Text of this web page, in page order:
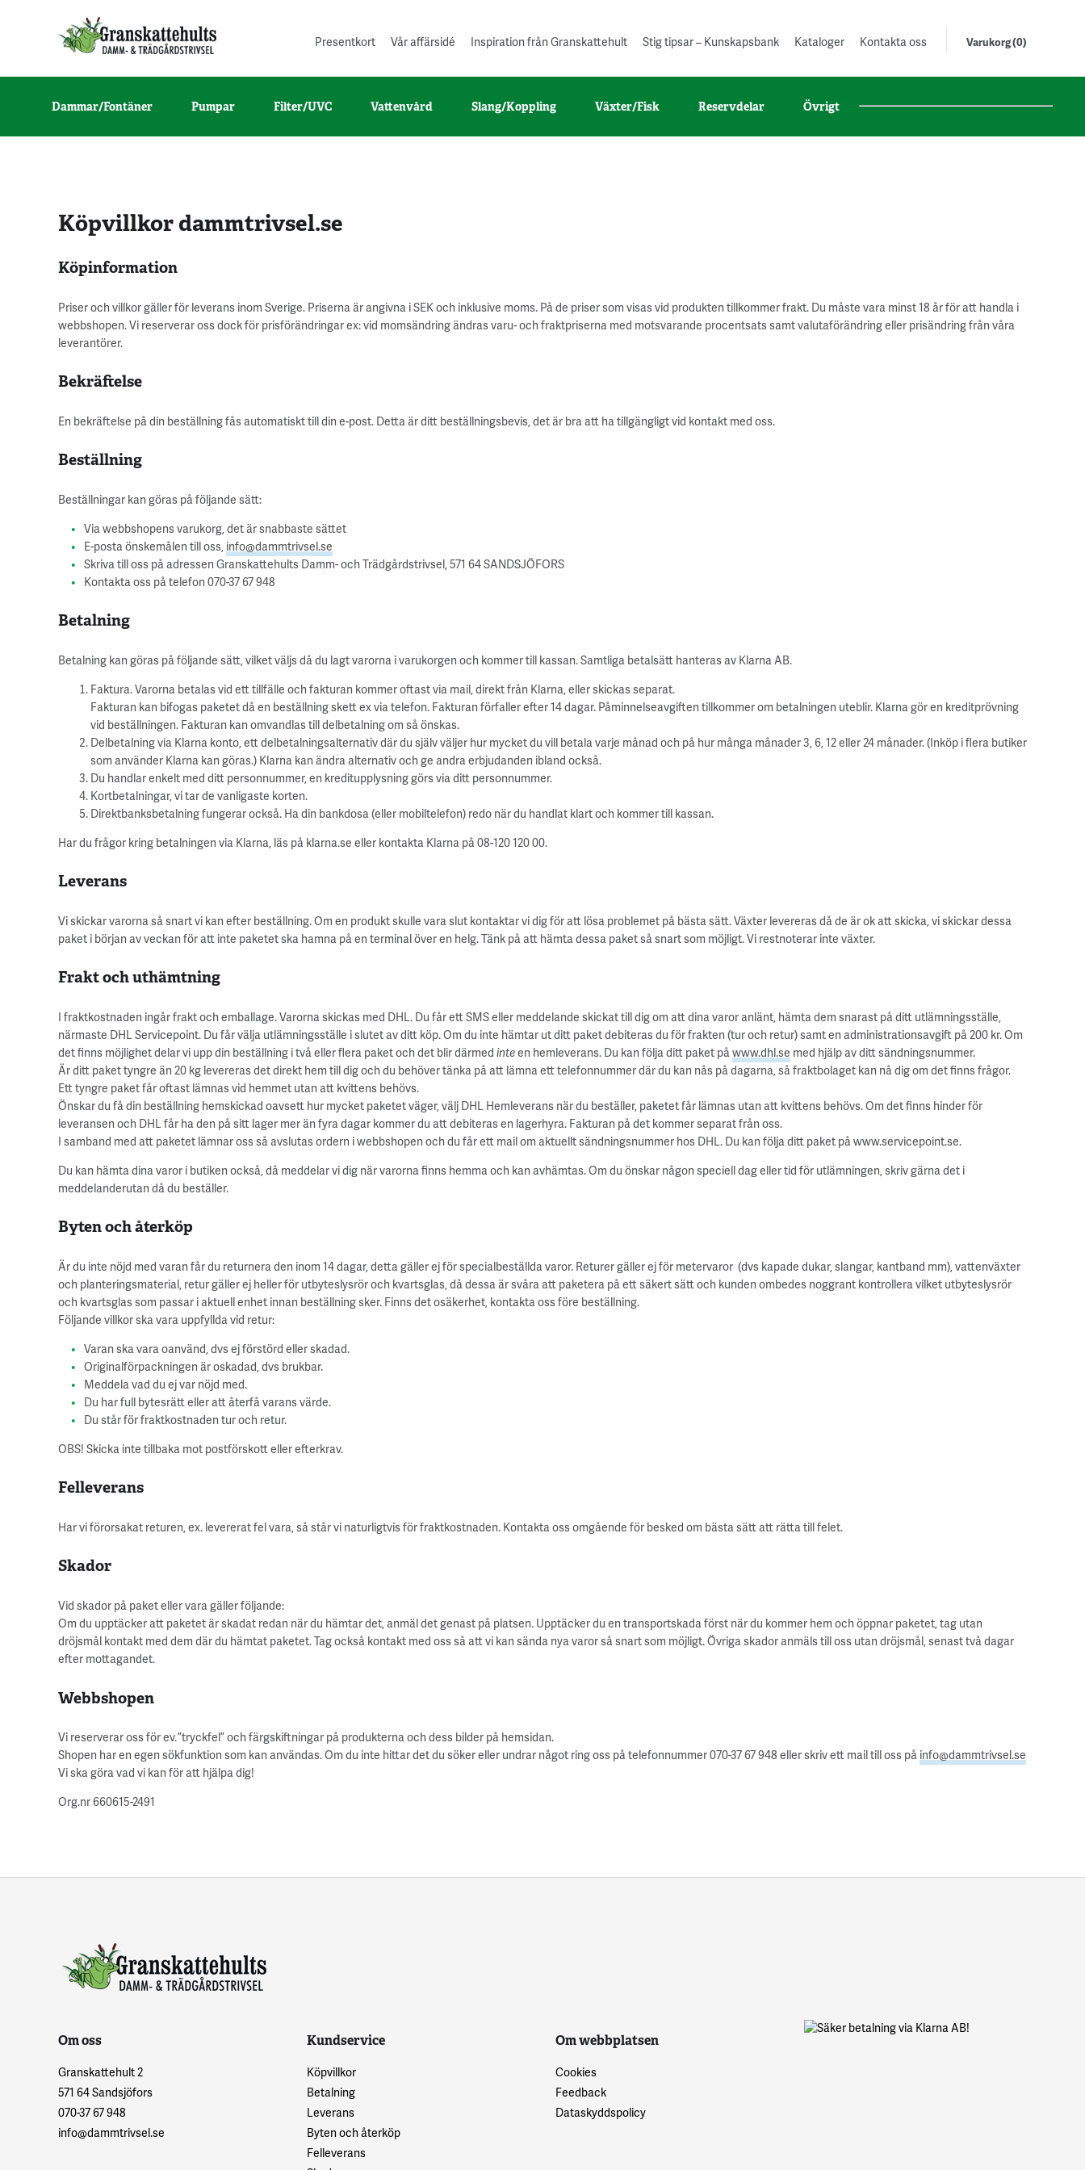
Varukorg (0)
Presentkort Vår affärsidé Inspiration från Granskattehult Stig tipsar – Kunskapsbank Kataloger Kontakta oss
Dammar/Fontäner Pumpar Filter/UVC Vattenvård Slang/Koppling Växter/Fisk Reservdelar Övrigt
Köpvillkor dammtrivsel.se
Köpinformation
Priser och villkor gäller för leverans inom Sverige. Priserna är angivna i SEK och inklusive moms. På de priser som visas vid produkten tillkommer frakt. Du måste vara minst 18 år för att handla i
webbshopen. Vi reserverar oss dock för prisförändringar ex: vid momsändring ändras varu- och fraktpriserna med motsvarande procentsats samt valutaförändring eller prisändring från våra
leverantörer.
Bekräftelse
En bekräftelse på din beställning fås automatiskt till din e-post. Detta är ditt beställningsbevis, det är bra att ha tillgängligt vid kontakt med oss.
Beställning
Beställningar kan göras på följande sätt:
Via webbshopens varukorg, det är snabbaste sättet
E-posta önskemålen till oss, info@dammtrivsel.se
Skriva till oss på adressen Granskattehults Damm- och Trädgårdstrivsel, 571 64 SANDSJÖFORS
Kontakta oss på telefon 070-37 67 948
Betalning
Betalning kan göras på följande sätt, vilket väljs då du lagt varorna i varukorgen och kommer till kassan. Samtliga betalsätt hanteras av Klarna AB.
Faktura. Varorna betalas vid ett tillfälle och fakturan kommer oftast via mail, direkt från Klarna, eller skickas separat.
Fakturan kan bifogas paketet då en beställning skett ex via telefon. Fakturan förfaller efter 14 dagar. Påminnelseavgiften tillkommer om betalningen uteblir. Klarna gör en kreditprövning
vid beställningen. Fakturan kan omvandlas till delbetalning om så önskas.
Delbetalning via Klarna konto, ett delbetalningsalternativ där du själv väljer hur mycket du vill betala varje månad och på hur många månader 3, 6, 12 eller 24 månader. (Inköp i flera butiker
som använder Klarna kan göras.) Klarna kan ändra alternativ och ge andra erbjudanden ibland också.
Du handlar enkelt med ditt personnummer, en kreditupplysning görs via ditt personnummer.
Kortbetalningar, vi tar de vanligaste korten.
Direktbanksbetalning fungerar också. Ha din bankdosa (eller mobiltelefon) redo när du handlat klart och kommer till kassan.
Har du frågor kring betalningen via Klarna, läs på klarna.se eller kontakta Klarna på 08-120 120 00.
Leverans
Vi skickar varorna så snart vi kan efter beställning. Om en produkt skulle vara slut kontaktar vi dig för att lösa problemet på bästa sätt. Växter levereras då de är ok att skicka, vi skickar dessa
paket i början av veckan för att inte paketet ska hamna på en terminal över en helg. Tänk på att hämta dessa paket så snart som möjligt. Vi restnoterar inte växter.
Frakt och uthämtning
I fraktkostnaden ingår frakt och emballage. Varorna skickas med DHL. Du får ett SMS eller meddelande skickat till dig om att dina varor anlänt, hämta dem snarast på ditt utlämningsställe,
närmaste DHL Servicepoint. Du får välja utlämningsställe i slutet av ditt köp. Om du inte hämtar ut ditt paket debiteras du för frakten (tur och retur) samt en administrationsavgift på 200 kr. Om
det finns möjlighet delar vi upp din beställning i två eller flera paket och det blir därmed inteen hemleverans. Du kan följa ditt paket påwww.dhl.se med hjälp av ditt sändningsnummer.
Är ditt paket tyngre än 20 kg levereras det direkt hem till dig och du behöver tänka på att lämna ett telefonnummer där du kan nås på dagarna, så fraktbolaget kan nå dig om det finns frågor.
Ett tyngre paket får oftast lämnas vid hemmet utan att kvittens behövs.
Önskar du få din beställning hemskickad oavsett hur mycket paketet väger, välj DHL Hemleverans när du beställer, paketet får lämnas utan att kvittens behövs. Om det finns hinder för
leveransen och DHL får ha den på sitt lager mer än fyra dagar kommer du att debiteras en lagerhyra. Fakturan på det kommer separat från oss.
I samband med att paketet lämnar oss så avslutas ordern i webbshopen och du får ett mail om aktuellt sändningsnummer hos DHL. Du kan följa ditt paket på www.servicepoint.se.
Du kan hämta dina varor i butiken också, då meddelar vi dig när varorna finns hemma och kan avhämtas. Om du önskar någon speciell dag eller tid för utlämningen, skriv gärna det i
meddelanderutan då du beställer.
Byten och återköp
Är du inte nöjd med varan får du returnera den inom 14 dagar, detta gäller ej för specialbeställda varor. Returer gäller ej för metervaror (dvs kapade dukar, slangar, kantband mm), vattenväxter
och planteringsmaterial, retur gäller ej heller för utbyteslysrör och kvartsglas, då dessa är svåra att paketera på ett säkert sätt och kunden ombedes noggrant kontrollera vilket utbyteslysrör
och kvartsglas som passar i aktuell enhet innan beställning sker. Finns det osäkerhet, kontakta oss före beställning.
Följande villkor ska vara uppfyllda vid retur:
Varan ska vara oanvänd, dvs ej förstörd eller skadad.
Originalförpackningen är oskadad, dvs brukbar.
Meddela vad du ej var nöjd med.
Du har full bytesrätt eller att återfå varans värde.
Du står för fraktkostnaden tur och retur.
OBS! Skicka inte tillbaka mot postförskott eller efterkrav.
Felleverans
Har vi förorsakat returen, ex. levererat fel vara, så står vi naturligtvis för fraktkostnaden. Kontakta oss omgående för besked om bästa sätt att rätta till felet.
Skador
Vid skador på paket eller vara gäller följande:
Om du upptäcker att paketet är skadat redan när du hämtar det, anmäl det genast på platsen. Upptäcker du en transportskada först när du kommer hem och öppnar paketet, tag utan
dröjsmål kontakt med dem där du hämtat paketet. Tag också kontakt med oss så att vi kan sända nya varor så snart som möjligt. Övriga skador anmäls till oss utan dröjsmål, senast två dagar
efter mottagandet.
Webbshopen
Vi reserverar oss för ev. ”tryckfel” och färgskiftningar på produkterna och dess bilder på hemsidan.
Shopen har en egen sökfunktion som kan användas. Om du inte hittar det du söker eller undrar något ring oss på telefonnummer 070-37 67 948 eller skriv ett mail till oss på info@dammtrivsel.se
Vi ska göra vad vi kan för att hjälpa dig!
Org.nr 660615-2491
Om oss
Granskattehult 2
571 64 Sandsjöfors
070-37 67 948
info@dammtrivsel.se
Kundservice
Köpvillkor
Betalning
Leverans
Byten och återköp
Felleverans
Om webbplatsen
Cookies
Feedback
Dataskyddspolicy